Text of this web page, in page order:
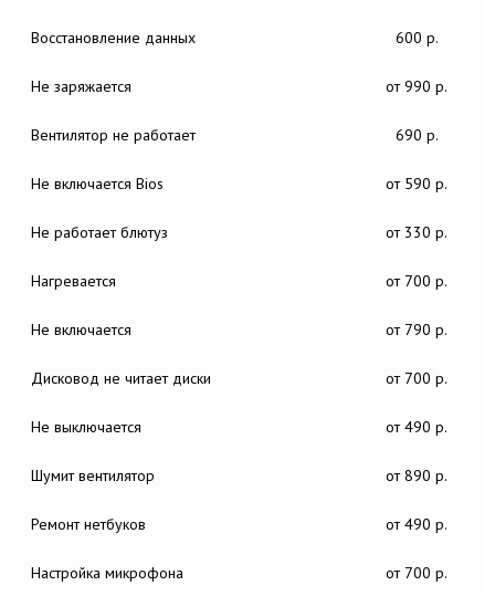
Восстановление данных 600 р.
Не заряжается от 990 р.
Вентилятор не работает 690 р.
Не включается Bios от 590 р.
Не работает блютуз от 330 р.
Нагревается от 700 р.
Не включается от 790 р.
Дисковод не читает диски от 700 р.
Не выключается от 490 р.
Шумит вентилятор от 890 р.
Ремонт нетбуков от 490 р.
Настройка микрофона от 700 р.